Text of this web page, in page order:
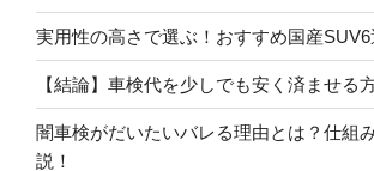
実用性の高さで選ぶ！おすすめ国産SUV6
【結論】車検代を少しでも安く済ませる
闇車検がだいたいバレる理由とは？仕組
説！